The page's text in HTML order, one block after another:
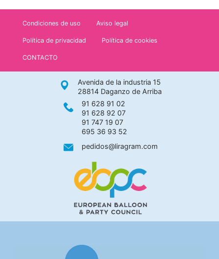
Condiciones de uso Aviso legal
Política de privacidad Política de cookies
CONTACTO
Avenida de la industria 15
28814 Daganzo de Arriba
91 628 91 02
91 628 92 07
91 747 19 07
695 36 93 52
pedidos@liragram.com